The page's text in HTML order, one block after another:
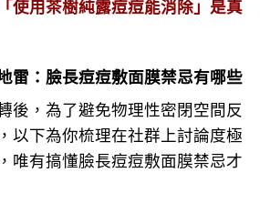
使用茶樹純露痘痘能消除」是真
雷：臉長痘痘敷面膜禁忌有哪些
，為了避免物理性密閉空間反
以下為你梳理在社群上討論度極
唯有搞懂臉長痘痘敷面膜禁忌才